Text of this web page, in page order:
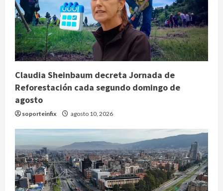
Claudia Sheinbaum decreta Jornada de
Reforestación cada segundo domingo de
agosto
soporteinfix agosto 10, 2026